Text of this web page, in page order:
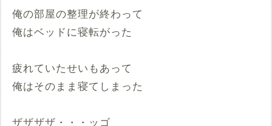
俺の部屋の整理が終わって
俺はベッドに寝転がった
疲れていたせいもあって
俺はそのまま寝てしまった
ザザザザ・・・ッゴ